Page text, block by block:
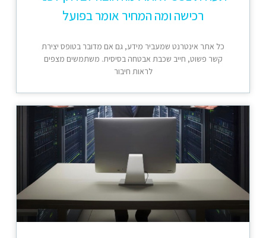
רכישה ומה המחיר אומר בפועל
כל אתר אינטרנט שמעביר מידע, גם אם מדובר בטופס יצירת
קשר פשוט, חייב שכבת אבטחה בסיסית. משתמשים מצפים
לראות חיבור